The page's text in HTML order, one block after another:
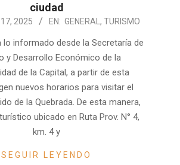
ciudad
2025 EN: GENERAL , TURISMO
lo informado desde la Secretaría de
y Desarrollo Económico de la
de la Capital, a partir de esta
nuevos horarios para visitar el
de la Quebrada. De esta manera,
ubicado en Ruta Prov. N° 4,
km. 4 y
SEGUIR LEYENDO